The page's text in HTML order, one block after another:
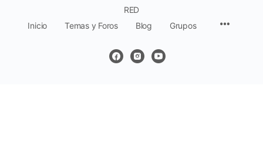
RED
Inicio
Temas y Foros Blog Grupos